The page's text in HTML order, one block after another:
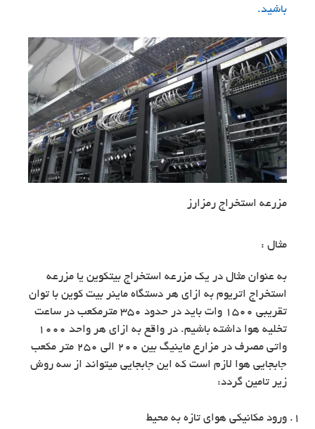
باشید.
مزرعه استخراج رمزارز
مثال :
به عنوان مثال در یک مزرعه استخراج بیتکوین یا مزرعه
استخراج اتریوم به ازای هر دستگاه ماینر بیت کوین با توان
تقریبی 1500 وات باید در حدود 350 مترمکعب در ساعت
تخلیه هوا داشته باشیم. در واقع به ازای هر واحد 1000
واتی مصرف در مزارع ماینیگ بین 200 الی 250 متر مکعب
جابجایی هوا لازم است که این جابجایی میتواند از سه روش
زیر تامین گردد:
ورود مکانیکی هوای تازه به محیط